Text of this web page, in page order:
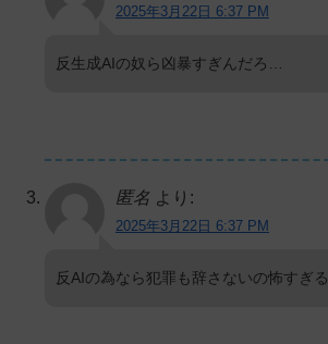
2025年3月22日 6:37 PM
反生成AIの奴ら凶暴すぎんだろ…
匿名 より:
2025年3月22日 6:37 PM
反AIの為なら犯罪も辞さないの怖すぎる